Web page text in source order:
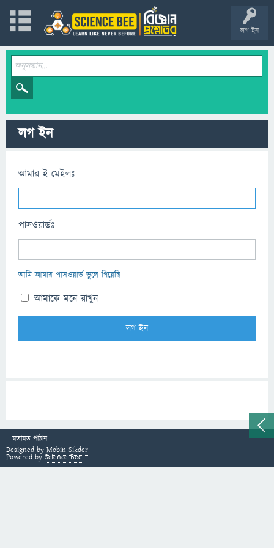
লগ ইন
লগ ইন
আমার ই-মেইলঃ
পাসওয়ার্ডঃ
আমি আমার পাসওয়ার্ড ভুলে গিয়েছি
আমাকে মনে রাখুন
মতামত পাঠান
Designed by Mobin Sikder
Powered by Science Bee